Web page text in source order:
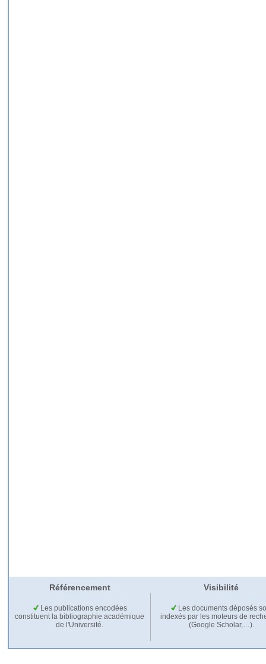
Référencement Visibilité
Les publications encodées
constituent la bibliographie académique
de l'Université.
Les documents déposés
indexés par les moteurs de
(Google Scholar,…).